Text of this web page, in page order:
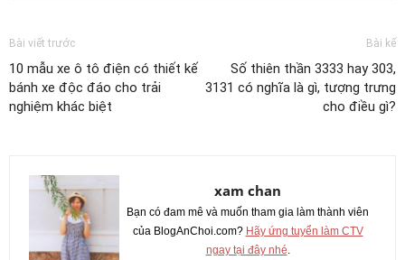
Bài viết trước
10 mẫu xe ô tô điện có thiết kế
bánh xe độc đáo cho trải
nghiệm khác biệt
Bài kế
Số thiên thần 3333 hay 303,
3131 có nghĩa là gì, tượng trưng
cho điều gì?
xam chan
Bạn có đam mê và muốn tham gia làm thành viên
của BlogAnChoi.com? Hãy ứng tuyển làm CTV
ngay tại đây nhé.